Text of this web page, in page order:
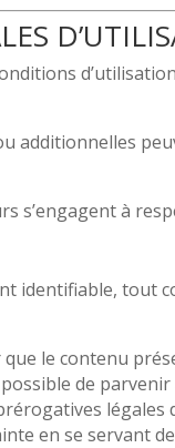
additionnelles
s’engagent à
identifiable, tout
que le contenu
de parvenir
en se servant